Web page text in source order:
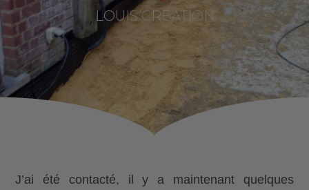
LOUIS CRÉATION
J’ai été contacté, il y a maintenant quelques